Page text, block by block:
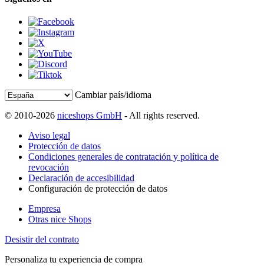
Cambiar país/idioma
© 2010-2026 niceshops GmbH - All rights reserved.
Aviso legal
Protección de datos
Condiciones generales de contratación y política de
revocación
Declaración de accesibilidad
Configuración de protección de datos
Empresa
Otras nice Shops
Desistir del contrato
Personaliza tu experiencia de compra